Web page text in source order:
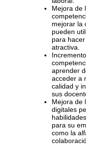
Mejora de
mejorar la
pueden
para
atractiva.
aprender
acceder a
calidad y
sus
Mejora de
digitales
para su
como la